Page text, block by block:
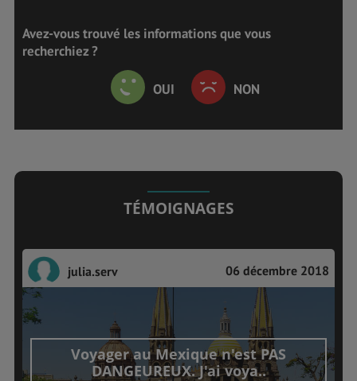
Avez-vous trouvé les informations que vous
recherchiez ?
OUI NON
TÉMOIGNAGES
julia.serv 06 décembre 2018
Voyager au Mexique n'est PAS
DANGEUREUX. J'ai voya..